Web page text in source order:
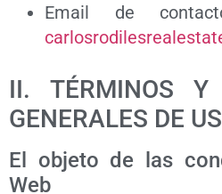
Email de
II. TÉRMINOS Y
GENERALES DE
El objeto de las
Web